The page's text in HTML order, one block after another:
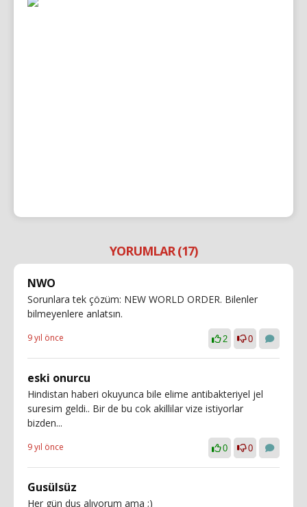
YORUMLAR (17)
NWO
Sorunlara tek çözüm: NEW WORLD ORDER. Bilenler
bilmeyenlere anlatsın.
9 yıl önce 2 0
eski onurcu
Hindistan haberi okuyunca bile elime antibakteriyel jel
suresim geldi.. Bir de bu cok akillilar vize istiyorlar
bizden...
9 yıl önce 0 0
Gusülsüz
Her gün duş alıyorum ama ;)